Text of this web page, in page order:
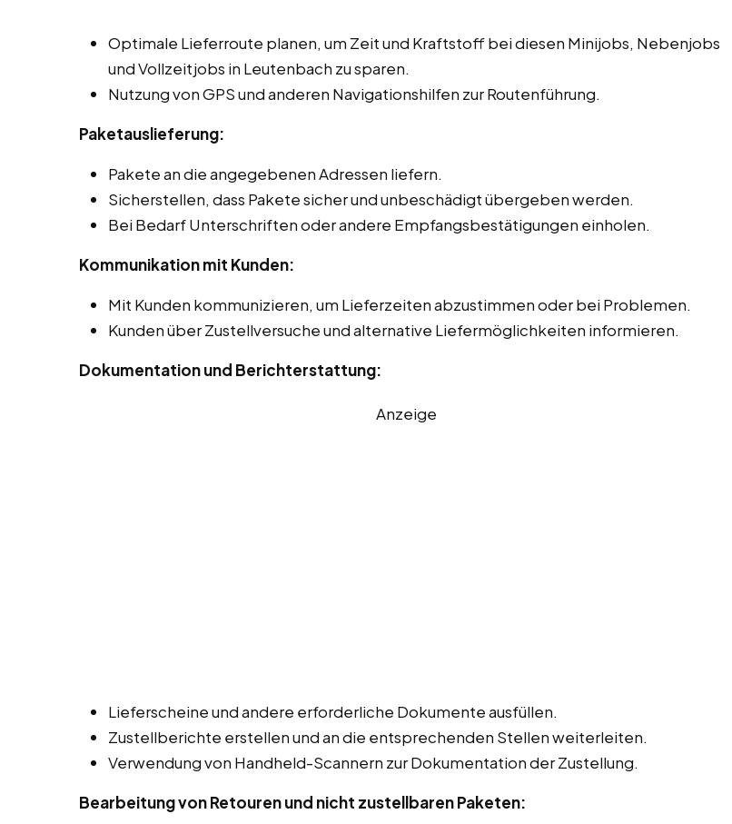
Optimale Lieferroute planen, um Zeit und Kraftstoff bei diesen Minijobs, Nebenjobs
und Vollzeitjobs in Leutenbach zu sparen.
Nutzung von GPS und anderen Navigationshilfen zur Routenführung.
Paketauslieferung:
Pakete an die angegebenen Adressen liefern.
Sicherstellen, dass Pakete sicher und unbeschädigt übergeben werden.
Bei Bedarf Unterschriften oder andere Empfangsbestätigungen einholen.
Kommunikation mit Kunden:
Mit Kunden kommunizieren, um Lieferzeiten abzustimmen oder bei Problemen.
Kunden über Zustellversuche und alternative Liefermöglichkeiten informieren.
Dokumentation und Berichterstattung:
Anzeige
Lieferscheine und andere erforderliche Dokumente ausfüllen.
Zustellberichte erstellen und an die entsprechenden Stellen weiterleiten.
Verwendung von Handheld-Scannern zur Dokumentation der Zustellung.
Bearbeitung von Retouren und nicht zustellbaren Paketen: